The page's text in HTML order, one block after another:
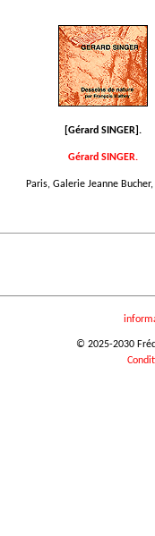
[Gérard SINGER].
Gérard SINGER.
Paris, Galerie Jeanne
© 2025-2030